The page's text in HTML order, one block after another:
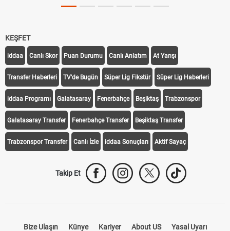
KEŞFET
iddaa Canlı Skor Puan Durumu Canlı Anlatım At Yarışı
Transfer Haberleri TV'de Bugün Süper Lig Fikstür Süper Lig Haberleri
iddaa Programı Galatasaray Fenerbahçe Beşiktaş Trabzonspor
Galatasaray Transfer Fenerbahçe Transfer Beşiktaş Transfer
Trabzonspor Transfer Canlı İzle iddaa Sonuçları Aktif Sayaç
Takip Et
Bize Ulaşın Künye Kariyer About US Yasal Uyarı